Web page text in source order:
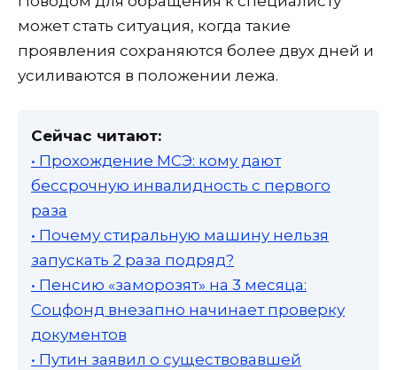
может стать ситуация, когда такие
проявления сохраняются более двух дней и
усиливаются в положении лежа.
Сейчас читают:
• Прохождение МСЭ: кому дают
бессрочную инвалидность с первого
раза
• Почему стиральную машину нельзя
запускать 2 раза подряд?
• Пенсию «заморозят» на 3 месяца:
Соцфонд внезапно начинает проверку
документов
• Путин заявил о существовавшей